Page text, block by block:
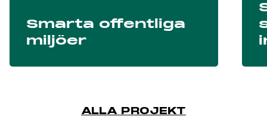
Smarta offentliga
miljöer
ALLA PROJEKT